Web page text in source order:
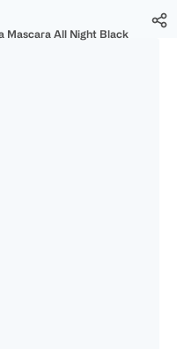
Mascara All Night Black